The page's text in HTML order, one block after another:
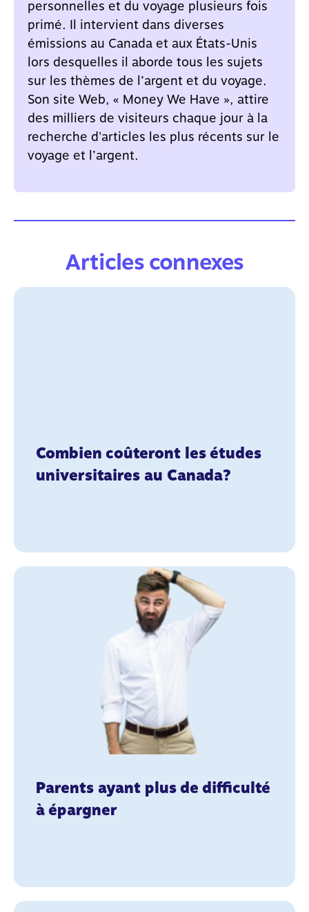
personnelles et du voyage plusieurs fois
primé. Il intervient dans diverses
émissions au Canada et aux États-Unis
lors desquelles il aborde tous les sujets
sur les thèmes de l’argent et du voyage.
Son site Web, « Money We Have », attire
des milliers de visiteurs chaque jour à la
recherche d'articles les plus récents sur le
voyage et l’argent.
Articles connexes
Combien coûteront les études
universitaires au Canada?
Parents ayant plus de difficulté
à épargner